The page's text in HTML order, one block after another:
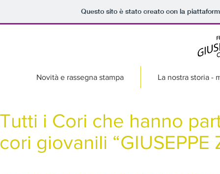
Questo sito è stato creato con la
Novità e rassegna stampa La nostra storia -
Tutti i Cori che hanno
cori giovanili “GIUSEPPE